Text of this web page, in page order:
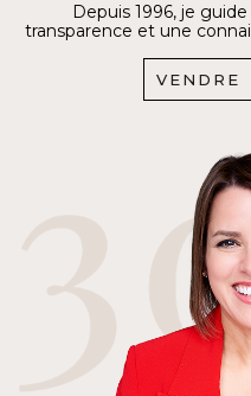
Depuis 1996, je
transparence et une
VENDRE